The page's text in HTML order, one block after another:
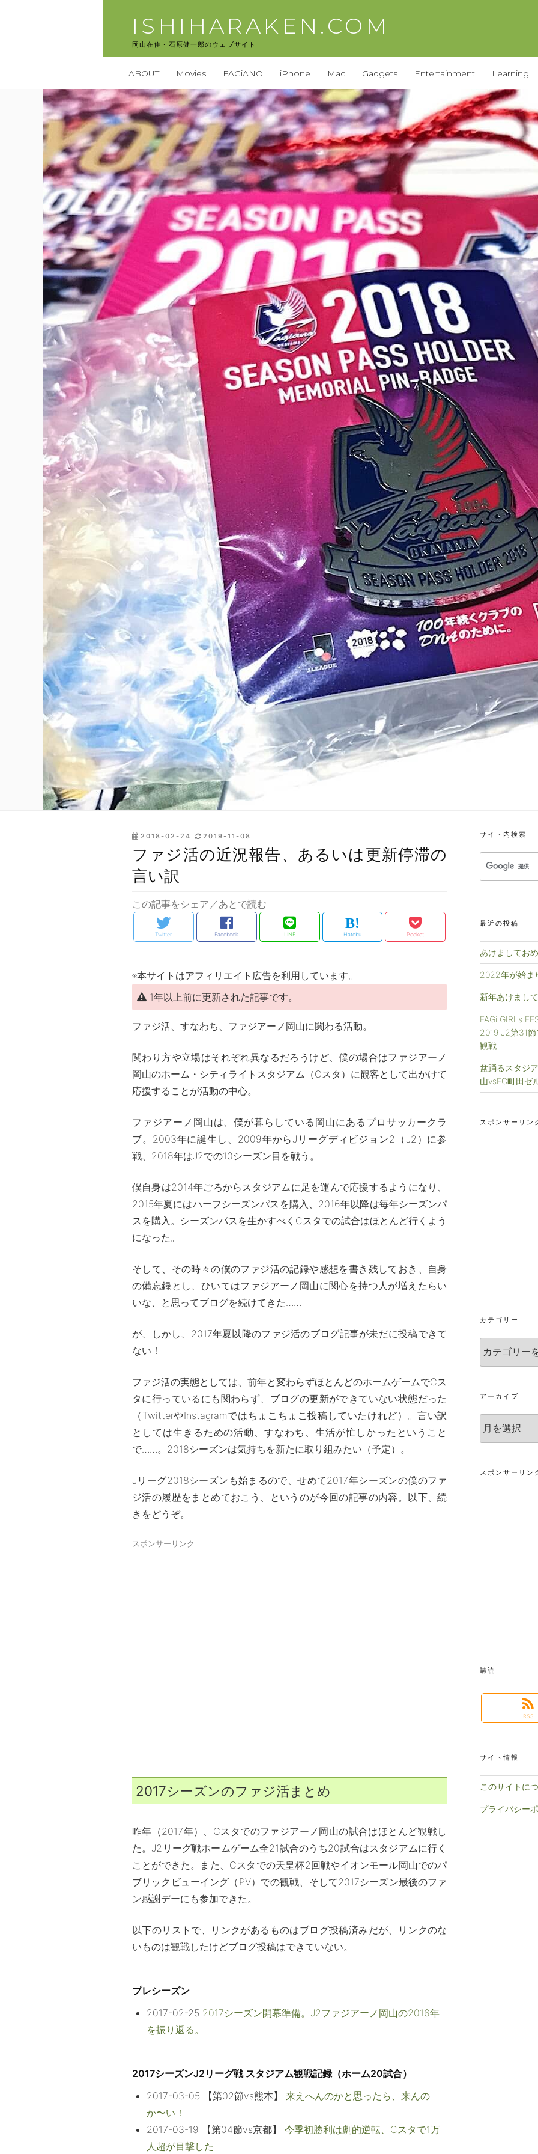
ISHIHARAKEN.COM
岡山在住・石原健一郎のウェブサイト
ABOUT Movies FAGiANO iPhone Mac Gadgets Entertainment Learning
投
日:
2018-02-24 2019-11-08
ファジ活の近況報告、あるいは更新停滞の
言い訳
この記事をシェア／あとで読む
Twitter Facebook LINE Hatebu Pocket
※本サイトはアフィリエイト広告を利用しています。
1年以上前に更新された記事です。
ファジ活、すなわち、ファジアーノ岡山に関わる活動。
関わり方や立場はそれぞれ異なるだろうけど、僕の場合はファジアーノ
岡山のホーム・シティライトスタジアム（Cスタ）に観客として出かけて
応援することが活動の中心。
ファジアーノ岡山は、僕が暮らしている岡山にあるプロサッカークラ
ブ。2003年に誕生し、2009年からJリーグディビジョン2（J2）に参
戦、2018年はJ2での10シーズン目を戦う。
僕自身は2014年ごろからスタジアムに足を運んで応援するようになり、
2015年夏にはハーフシーズンパスを購入、2016年以降は毎年シーズンパ
スを購入。シーズンパスを生かすべくCスタでの試合はほとんど行くよう
になった。
そして、その時々の僕のファジ活の記録や感想を書き残しておき、自身
の備忘録とし、ひいてはファジアーノ岡山に関心を持つ人が増えたらい
いな、と思ってブログを続けてきた……
が、しかし、2017年夏以降のファジ活のブログ記事が未だに投稿できて
ない！
ファジ活の実態としては、前年と変わらずほとんどのホームゲームでCス
タに行っているにも関わらず、ブログの更新ができていない状態だった
（TwitterやInstagramではちょこちょこ投稿していたけれど）。言い訳
としては生きるための活動、すなわち、生活が忙しかったということ
で……。2018シーズンは気持ちを新たに取り組みたい（予定）。
Jリーグ2018シーズンも始まるので、せめて2017年シーズンの僕のファ
ジ活の履歴をまとめておこう、というのが今回の記事の内容。以下、続
きをどうぞ。
スポンサーリンク
2017シーズンのファジ活まとめ
昨年（2017年）、Cスタでのファジアーノ岡山の試合はほとんど観戦し
た。J2リーグ戦ホームゲーム全21試合のうち20試合はスタジアムに行く
ことができた。また、Cスタでの天皇杯2回戦やイオンモール岡山でのパ
ブリックビューイング（PV）での観戦、そして2017シーズン最後のファ
ン感謝デーにも参加できた。
以下のリストで、リンクがあるものはブログ投稿済みだが、リンクのな
いものは観戦したけどブログ投稿はできていない。
プレシーズン
2017-02-25 2017シーズン開幕準備。J2ファジアーノ岡山の2016年
を振り返る。
2017シーズンJ2リーグ戦 スタジアム観戦記録（ホーム20試合）
2017-03-05 【第02節vs熊本】 来えへんのかと思ったら、来んの
か〜い！
2017-03-19 【第04節vs京都】 今季初勝利は劇的逆転、Cスタで1万
人超が目撃した
サイト内検索
最近の投稿
あけましてお
2022年が始ま
新年あけまし
FAGi GIRLs
2019 J2第31
観戦
盆踊るスタジ
山vsFC町田ゼ
スポンサーリン
カテゴリー
テ
ゴ
ー
アーカイブ
ー
カ
ブ
スポンサーリン
購読
RSS
サイト情報
このサイトに
プライバシー